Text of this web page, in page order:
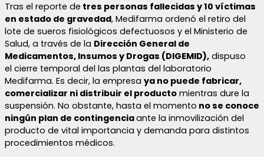
Tras el reporte de tres personas fallecidas y 10 víctimas
en estado de gravedad, Medifarma ordenó el retiro del
lote de sueros fisiológicos defectuosos y el Ministerio de
Salud, a través de la Dirección General de
Medicamentos, Insumos y Drogas (DIGEMID), dispuso
el cierre temporal del las plantas del laboratorio
Medifarma. Es decir, la empresa ya no puede fabricar,
comercializar ni distribuir el producto mientras dure la
suspensión. No obstante, hasta el momento no se conoce
ningún plan de contingenciaante la inmovilización del
producto de vital importancia y demanda para distintos
procedimientos médicos.